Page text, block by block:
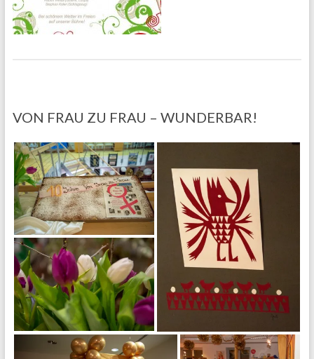
VON FRAU ZU FRAU – WUNDERBAR!